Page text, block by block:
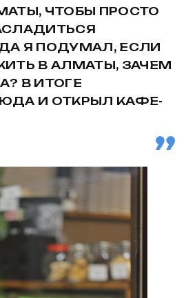
ЧТОБЫ ПРОСТО
Я ПОДУМАЛ, ЕСЛИ
В АЛМАТЫ, ЗАЧЕМ
В ИТОГЕ
И ОТКРЫЛ КАФЕ-